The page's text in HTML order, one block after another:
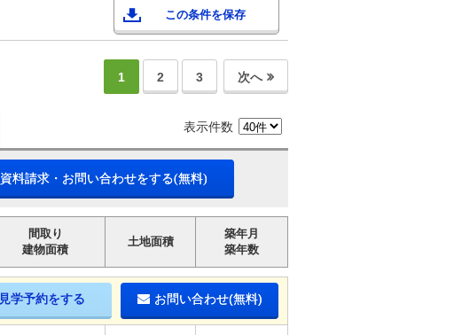
この条件を保存
1 2 3 次へ
表示件数
資料請求・お問い合わせをする(無料)
間取り
建物面積
土地面積
築年月
築年数
見学予約をする お問い合わせ(無料)